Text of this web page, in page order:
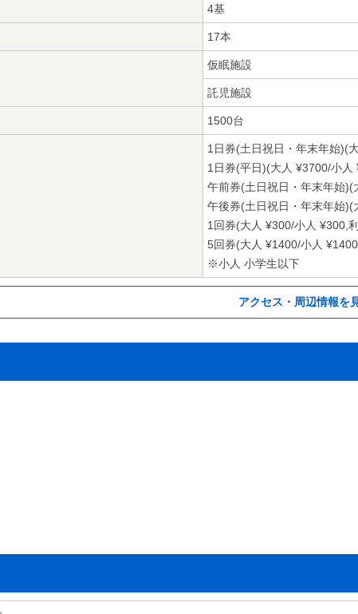
4基
17本
仮眠施設
託児施設
1500台
1日券(土日祝日・年末年始)(
1日券(平日)(大人 ¥3700/小
午前券(土日祝日・年末年始
午後券(土日祝日・年末年始
1回券(大人 ¥300/小人 ¥300,
5回券(大人 ¥1400/小人
※小人 小学生以下
アクセス・周辺情報を